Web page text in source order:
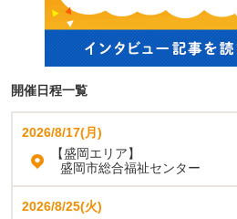
開催日程一覧
2026/8/17(月)
【盛岡エリア】
盛岡市総合福祉センター
2026/8/25(火)